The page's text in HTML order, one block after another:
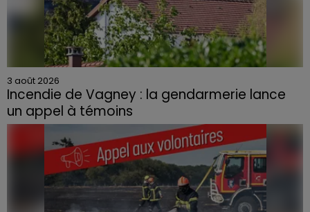
3 août 2026
Incendie de Vagney : la gendarmerie lance
un appel à témoins
Le feu, parti d'une haie avant de se propager au
quartier résidentiel, avait détruit deux habitations et
contraint à l'évacuation d'une centaine de personnes.